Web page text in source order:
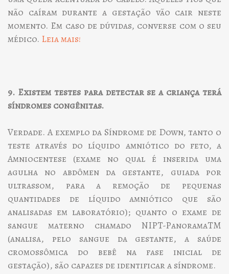
não caíram durante a gestação vão cair neste
momento. Em caso de dúvidas, converse com o seu
médico. Leia mais!
9. Existem testes para detectar se a criança terá
síndromes congênitas.
Verdade. A exemplo da Síndrome de Down, tanto o
teste através do líquido amniótico do feto, a
Amniocentese (exame no qual é inserida uma
agulha no abdômen da gestante, guiada por
ultrassom, para a remoção de pequenas
quantidades de líquido amniótico que são
analisadas em laboratório); quanto o exame de
sangue materno chamado NIPT-PanoramaTM
(analisa, pelo sangue da gestante, a saúde
cromossômica do bebê na fase inicial de
gestação), são capazes de identificar a síndrome.